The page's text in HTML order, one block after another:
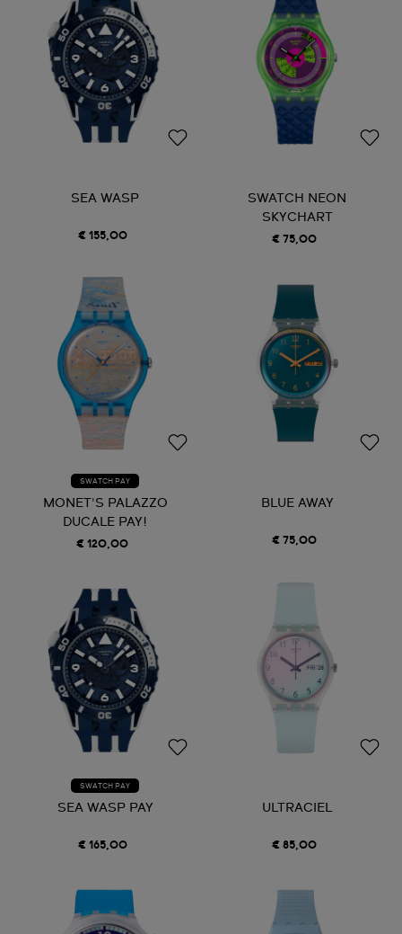
SEA WASP
€ 155,00
SWATCH NEON
SKYCHART
€ 75,00
SWATCH PAY
MONET'S PALAZZO
DUCALE PAY!
€ 120,00
BLUE AWAY
€ 75,00
SWATCH PAY
SEA WASP PAY
€ 165,00
ULTRACIEL
€ 85,00